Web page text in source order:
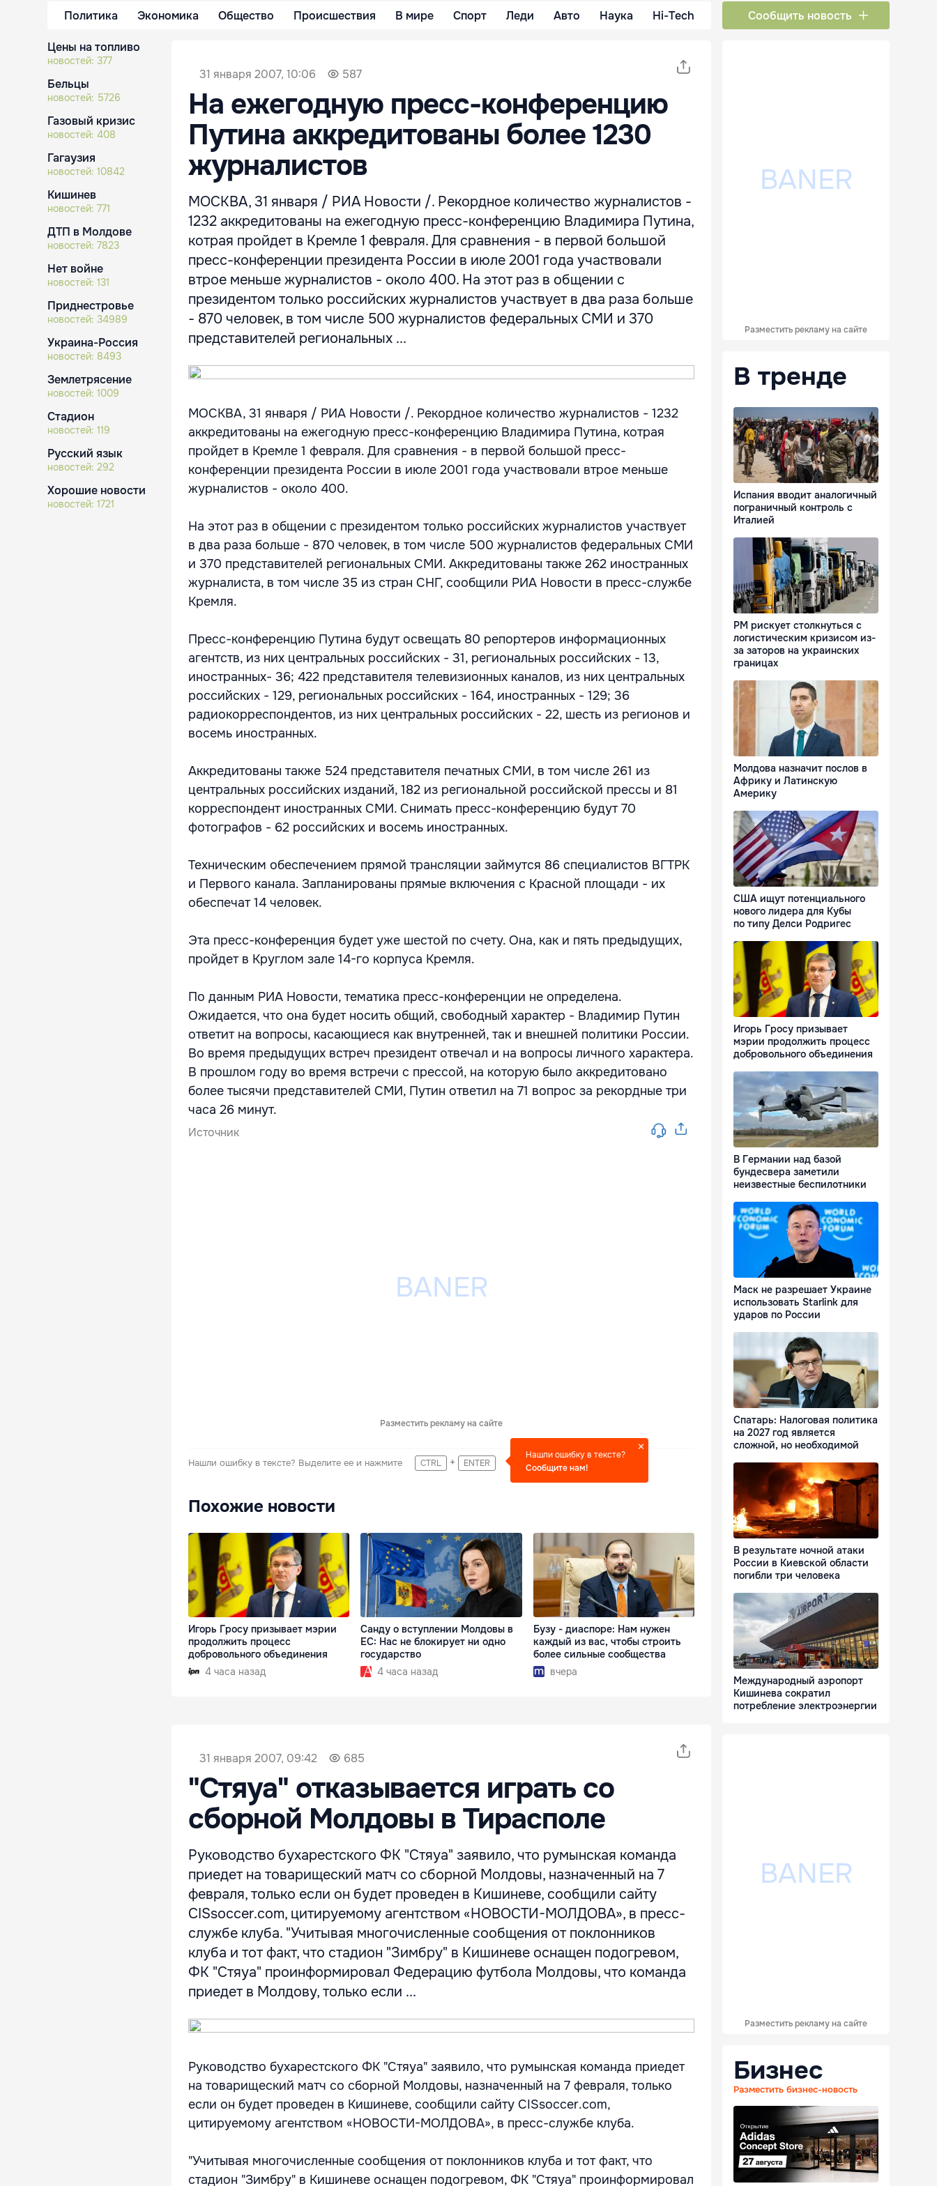
Политика Экономика Общество Происшествия В мире Спорт Леди Авто Наука Hi-Tech Сообщить новость
Цены на топливо
новостей: 377
Бельцы
новостей: 5726
Газовый кризис
новостей: 408
Гагаузия
новостей: 10842
Кишинев
новостей: 771
ДТП в Молдове
новостей: 7823
Нет войне
новостей: 131
Приднестровье
новостей: 34989
Украина-Россия
новостей: 8493
Землетрясение
новостей: 1009
Стадион
новостей: 119
Русский язык
новостей: 292
Хорошие новости
новостей: 1721
31 января 2007, 10:06 587
На ежегодную пресс-конференцию
Путина аккредитованы более 1230
журналистов
МОСКВА, 31 января / РИА Новости /. Рекордное количество журналистов -
1232 аккредитованы на ежегодную пресс-конференцию Владимира Путина,
котрая пройдет в Кремле 1 февраля. Для сравнения - в первой большой
пресс-конференции президента России в июле 2001 года участвовали
втрое меньше журналистов - около 400. На этот раз в общении с
президентом только российских журналистов участвует в два раза больше
- 870 человек, в том числе 500 журналистов федеральных СМИ и 370
представителей региональных ...
МОСКВА, 31 января / РИА Новости /. Рекордное количество журналистов - 1232
аккредитованы на ежегодную пресс-конференцию Владимира Путина, котрая
пройдет в Кремле 1 февраля. Для сравнения - в первой большой пресс-
конференции президента России в июле 2001 года участвовали втрое меньше
журналистов - около 400.
На этот раз в общении с президентом только российских журналистов участвует
в два раза больше - 870 человек, в том числе 500 журналистов федеральных СМИ
и 370 представителей региональных СМИ. Аккредитованы также 262 иностранных
журналиста, в том числе 35 из стран СНГ, сообщили РИА Новости в пресс-службе
Кремля.
Пресс-конференцию Путина будут освещать 80 репортеров информационных
агентств, из них центральных российских - 31, региональных российских - 13,
иностранных- 36; 422 представителя телевизионных каналов, из них центральных
российских - 129, региональных российских - 164, иностранных - 129; 36
радиокорреспондентов, из них центральных российских - 22, шесть из регионов и
восемь иностранных.
Аккредитованы также 524 представителя печатных СМИ, в том числе 261 из
центральных российских изданий, 182 из региональной российской прессы и 81
корреспондент иностранных СМИ. Снимать пресс-конференцию будут 70
фотографов - 62 российских и восемь иностранных.
Техническим обеспечением прямой трансляции займутся 86 специалистов ВГТРК
и Первого канала. Запланированы прямые включения с Красной площади - их
обеспечат 14 человек.
Эта пресс-конференция будет уже шестой по счету. Она, как и пять предыдущих,
пройдет в Круглом зале 14-го корпуса Кремля.
По данным РИА Новости, тематика пресс-конференции не определена.
Ожидается, что она будет носить общий, свободный характер - Владимир Путин
ответит на вопросы, касающиеся как внутренней, так и внешней политики России.
Во время предыдущих встреч президент отвечал и на вопросы личного характера.
В прошлом году во время встречи с прессой, на которую было аккредитовано
более тысячи представителей СМИ, Путин ответил на 71 вопрос за рекордные три
часа 26 минут.
Источник
Разместить рекламу на сайте
Нашли ошибку в тексте? Выделите ее и нажмите CTRL + ENTER
Нашли ошибку в тексте?
Сообщите нам!
Похожие новости
Игорь Гросу призывает мэрии
продолжить процесс
добровольного объединения
4 часа назад
Санду о вступлении Молдовы в
ЕС: Нас не блокирует ни одно
государство
4 часа назад
Бузу - диаспоре: Нам нужен
каждый из вас, чтобы строить
более сильные сообщества
вчера
31 января 2007, 09:42 685
"Стяуа" отказывается играть со
сборной Молдовы в Тирасполе
Руководство бухарестского ФК "Стяуа" заявило, что румынская команда
приедет на товарищеский матч со сборной Молдовы, назначенный на 7
февраля, только если он будет проведен в Кишиневе, сообщили сайту
CISsoccer.com, цитируемому агентством «НОВОСТИ-МОЛДОВА», в пресс-
службе клуба. "Учитывая многочисленные сообщения от поклонников
клуба и тот факт, что стадион "Зимбру" в Кишиневе оснащен подогревом,
ФК "Стяуа" проинформировал Федерацию футбола Молдовы, что команда
приедет в Молдову, только если ...
Руководство бухарестского ФК "Стяуа" заявило, что румынская команда приедет
на товарищеский матч со сборной Молдовы, назначенный на 7 февраля, только
если он будет проведен в Кишиневе, сообщили сайту CISsoccer.com,
цитируемому агентством «НОВОСТИ-МОЛДОВА», в пресс-службе клуба.
"Учитывая многочисленные сообщения от поклонников клуба и тот факт, что
стадион "Зимбру" в Кишиневе оснащен подогревом, ФК "Стяуа" проинформировал
Разместить рекламу на сайте
В тренде
Испания вводит аналогичный
пограничный контроль с
Италией
РМ рискует столкнуться с
логистическим кризисом из-
за заторов на украинских
границах
Молдова назначит послов в
Африку и Латинскую
Америку
США ищут потенциального
нового лидера для Кубы
по типу Делси Родригес
Игорь Гросу призывает
мэрии продолжить процесс
добровольного объединения
В Германии над базой
бундесвера заметили
неизвестные беспилотники
Маск не разрешает Украине
использовать Starlink для
ударов по России
Спатарь: Налоговая политика
на 2027 год является
сложной, но необходимой
В результате ночной атаки
России в Киевской области
погибли три человека
Международный аэропорт
Кишинева сократил
потребление электроэнергии
Разместить рекламу на сайте
Бизнес
Разместить бизнес-новость